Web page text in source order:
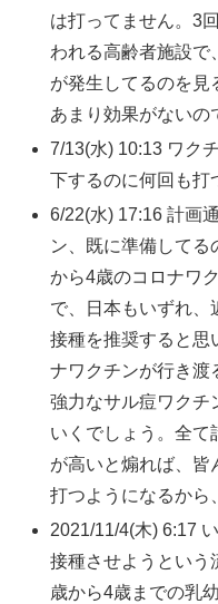
は打ってません。3
われる高齢者施設で
が発生してるのを見
あまり効果がないの
7/13(水) 10:13 ワク
下するのに何回も打
6/22(水) 17:16 計画
ン、既に準備して
から4歳のコロナワ
で、日本もいずれ、
接種を推奨すると思
ナワクチンが行き渡
強力なサル痘ワクチ
いくでしょう。全て
が高いと煽れば、皆
打つようになるから
2021/11/4(木) 6:17
接種させようという
歳から4歳までの乳